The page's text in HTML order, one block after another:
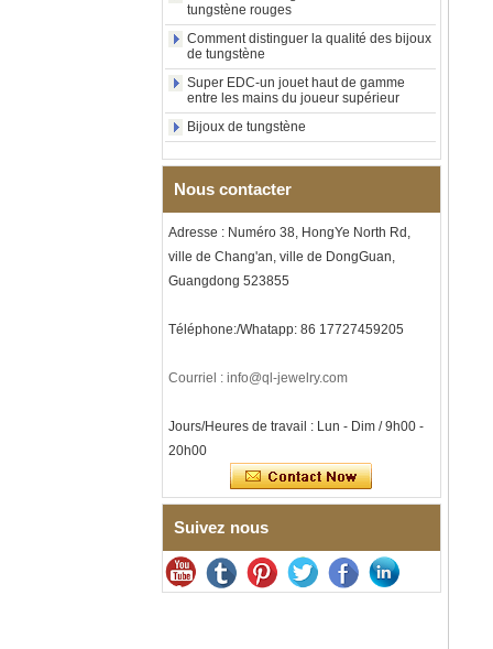
hommes, gravure intérieure
personnalisée,
approvisionnement en vrac
Bague en carbure de
tungstène plaqué or rose de
8 mm, corde de guitare rouge
et incrustation d'opale
écrasée, alliance pour
hommes sur le thème de la
musique, gravure laser
intérieure personnalisée,
approvisionnement en vrac
OEM ODM, vente en gros d'
Bracelet à maillons I en acier
pour hommes, fermoir
316L, bracelet à maillons
thérapeutiques avec pierres
intégrées
inoxydable 316L en
céramique bleu saphir,
bracelet à maillons fins
certifié EN1811 avec fermoir
couture
Bague en carbure de
tungstène rouges
Comment distinguer la qualité des bijoux
de tungstène
Super EDC-un jouet haut de gamme
entre les mains du joueur supérieur
Bijoux de tungstène
Nous contacter
Adresse : Numéro 38, HongYe North Rd,
ville de Chang'an, ville de DongGuan,
Guangdong 523855
Téléphone:/Whatapp: 86 17727459205
Courriel : info@ql-jewelry.com
Jours/Heures de travail : Lun - Dim / 9h00 -
20h00
Suivez nous